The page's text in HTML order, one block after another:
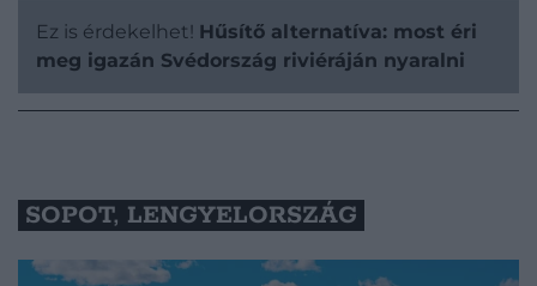
Ez is érdekelhet! Hűsítő alternatíva: most éri
meg igazán Svédország riviéráján nyaralni
SOPOT, LENGYELORSZÁG